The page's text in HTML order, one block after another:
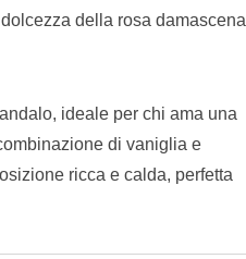
della rosa damascena
ideale per chi ama una
di vaniglia e
ricca e calda, perfetta